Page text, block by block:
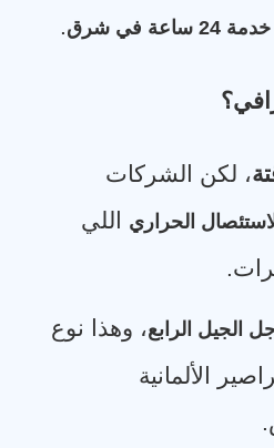
خدمة 24 ساعة في شرق .
، لكن الشركات
الحراري
اللي
.
الجيل الرابع، وهذا نوع
الألمانية
.